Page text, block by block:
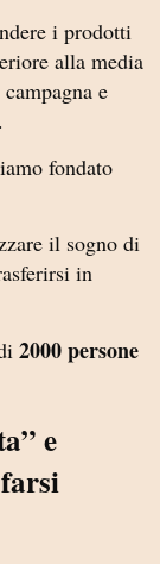
i prodotti
alla media
e
fondato
il sogno di
in
2000 persone
e